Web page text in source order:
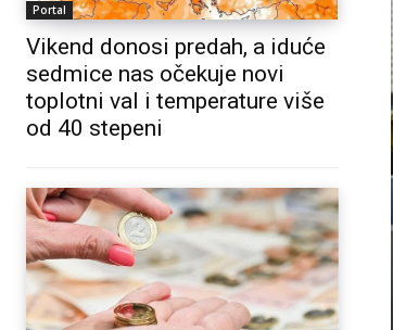
Portal
Vikend donosi predah, a iduće
sedmice nas očekuje novi
toplotni val i temperature više
od 40 stepeni